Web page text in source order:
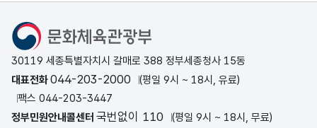
문화체육관광부
30119 세종특별자치시 갈매로 388 정부세종청사 15동
대표전화044-203-2000
(평일 9시 ~ 18시, 유료)
팩스 044-203-3447
정부민원안내콜센터 국번없이 110 (평일 9시 ~ 18시, 무료)